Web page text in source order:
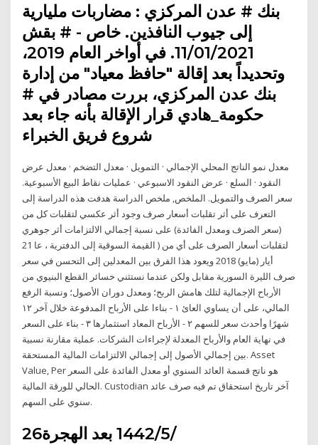
بنك # عدن المركزي : مضاربات مليارية
إلى جيوب النافذين. خاص - # بقش
11/01/2021. في أواخر العام 2019،
وتحديداً بعد إقالة "حافظ معياد" من إدارة
بنك عدن المركزي، بررت مصادر في #
حكومة_هادي قرار الإقالة بأنه جاء بعد
شروع فريق الخبراء
معدل نمو الناتج المحلي الإجمالي · التمويل · معدل التضخم · معدل عرض
النقود · السلع · عرض النقود الاسبوعي · عمليات نقاط البيع الأسبوعية.
سعر الصرف والتمويل. الملخص, ملخص الدراسة هدفت هذه الدراسة إلى
التعرف على أثر تقلبات أسعار صرف وجود أثر عكسي لتقلبات كل من
(سعر الصرف ومعدل الفائدة) على نسبة إجمالي الالتزامات أثر جوهري
لتقلبات أسعار الصرف على أي من ( القيمة السوقية إلى الدفترية ، عا 21
أيار (مايو) 2018 ويعود هذا الفرق بين المعدلين إلى التحسن في سعر
صرف الليرة السورية مقابل ولكن عندما نستثني خسائر القطع البنيوي من
الأرباح الإجمالية لتلك هامش الربح؛ ومعدل دوران الأصول؛ ونسبة الرفع
المالي، على أن يساوي العائ ١ - بناءا على الأرباح المدفوعة خلال آخر ١٢
شهرًا وأحدث سعر للسهم ٢ - الأرباح المعاد استثمارها ٣ - بناء على السعر
في نهاية العام والأرباح المعدلة لإجراءات الشركات. عملية مقارنة نسبية
بين إجمالي الأصول إلى إجمالي الالتزامات المالية المستحقة. Asset
Value, Per هو ناتج قسمة العائد السنوي أو معدل الفائدة على السعر
الحالي للورقة المالية. Custodian آخر تاريخ استحقاق تم فيه صرف عائد
سنوي على السهم.
26‏‏/5‏‏/1442 بعد الهجرة